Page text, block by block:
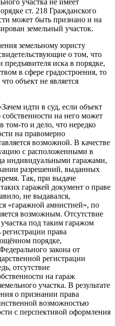
участка не имеет
ст. 218 Гражданского
может быть признано и на
земельный участок.
земельному юристу
о том, что
иска в порядке,
в сфере градостроения, то
объект не является
идти в суд, если объект
на него может
том-то и дело, что нередко
на правомерно
возможной. В качестве
с расположенными в
индивидуальными гаражами,
разрешений, выданных
Так, при выдаче
гаражей документ о праве
не выдавался,
«гаражной амнистией», по
возможным. Отсутствие
под таким гаражом
права
порядке,
закона от
регистрации
отсутствие
на гараж
участка. В результате
о признании права
возможностью
с перспективой оформления